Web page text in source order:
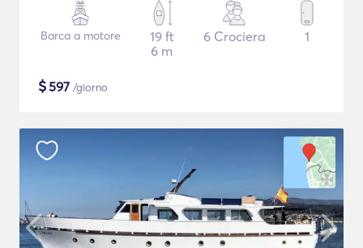
Barca a motore
19 ft
6 m
6 Crociera 1
$597 /giorno